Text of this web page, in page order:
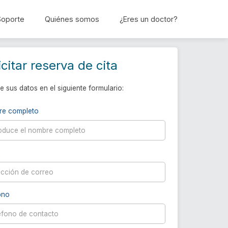
Quiénes somos ¿Eres un doctor?
Reservar cita
reserva de cita
sus datos en el siguiente formulario:
completo